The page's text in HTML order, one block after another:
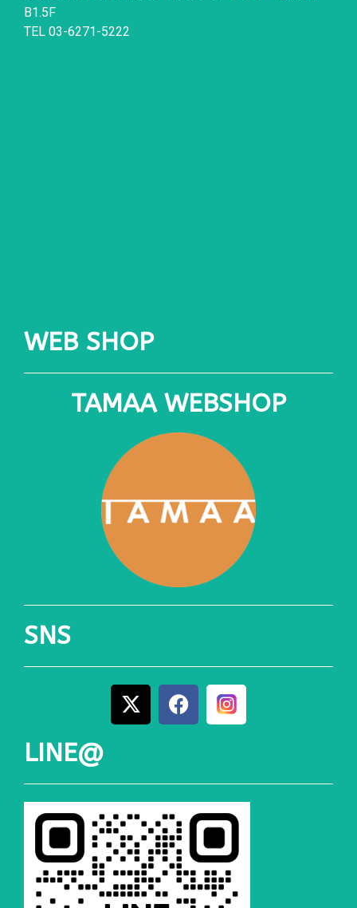
B1.5F
TEL 03-6271-5222
WEB SHOP
TAMAA WEBSHOP
SNS
LINE@